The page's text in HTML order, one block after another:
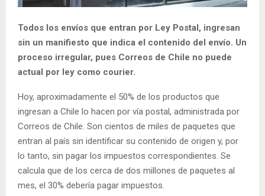
N
U
Todos los envíos que entran por Ley Postal, ingresan
sin un manifiesto que indica el contenido del envío. Un
proceso irregular, pues Correos de Chile no puede
actual por ley como courier.
Hoy, aproximadamente el 50% de los productos que
ingresan a Chile lo hacen por vía postal, administrada por
Correos de Chile. Son cientos de miles de paquetes que
entran al país sin identificar su contenido de origen y, por
lo tanto, sin pagar los impuestos correspondientes. Se
calcula que de los cerca de dos millones de paquetes al
mes, el 30% debería pagar impuestos.